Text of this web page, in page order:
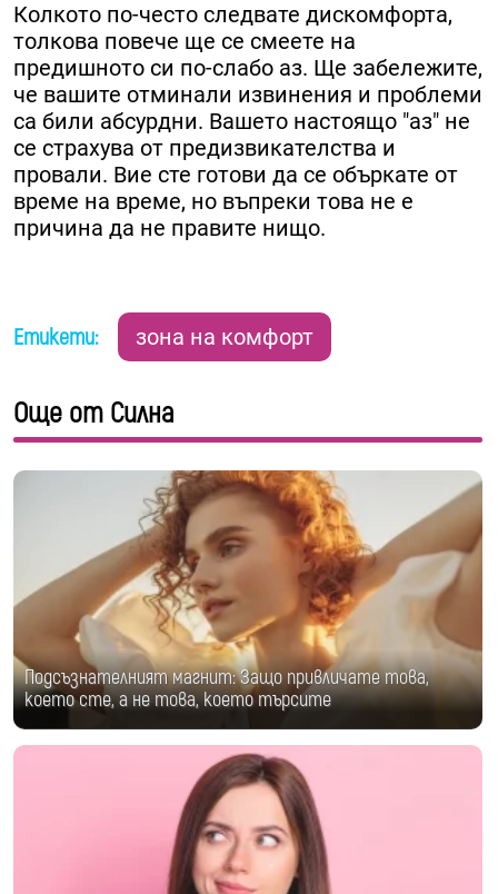
Колкото по-често следвате дискомфорта,
толкова повече ще се смеете на
предишното си по-слабо аз. Ще забележите,
че вашите отминали извинения и проблеми
са били абсурдни. Вашето настоящо "аз" не
се страхува от предизвикателства и
провали. Вие сте готови да се объркате от
време на време, но въпреки това не е
причина да не правите нищо.
Етикети: зона на комфорт
Още от Силна
Подсъзнателният магнит: Защо привличате това,
което сте, а не това, което търсите